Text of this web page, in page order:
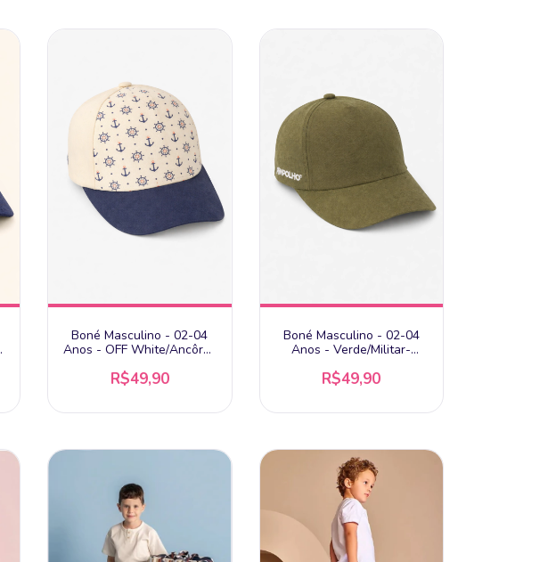
Boné Masculino - 02-04
Anos - OFF White/Ancôra-
R$49,90
Boné Masculino - 02-04
Anos - Verde/Militar-
R$49,90